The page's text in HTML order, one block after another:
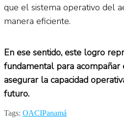
que el sistema operativo del
manera eficiente.
En ese sentido, este logro
fundamental para acompañar
asegurar la capacidad
futuro.
Tags: OACIPanamá